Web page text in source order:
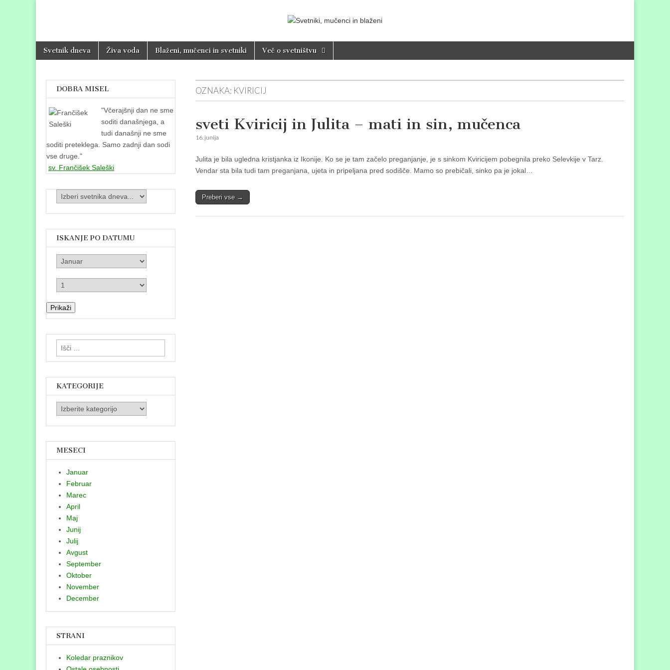
Svetniki, mučenci in blaženi
Glavni
meni
Skip
Svetnik dneva Živa voda Blaženi, mučenci in svetniki Več o svetništvu
OZNAKA: KVIRICIJ
sveti Kviricij in Julita – mati in sin, mučenca
16. junija
Julita je bila ugledna kristjanka iz Ikonije. Ko se je tam začelo preganjanje, je s sinkom Kviricijem pobegnila preko Selevkije v Tarz.
Vendar sta bila tudi tam preganjana, ujeta in pripeljana pred sodišče. Mamo so prebičali, sinko pa je jokal…
Preberi vse →
DOBRA MISEL
"Včerajšnji dan ne sme
soditi današnjega, a
tudi današnji ne sme
soditi preteklega. Samo zadnji dan sodi
vse druge."
sv. Frančišek Saleški
ISKANJE PO DATUMU
Prikaži
Išči:
KATEGORIJE
Kategorije
MESECI
Januar
Februar
Marec
April
Maj
Junij
Julij
Avgust
September
Oktober
November
December
STRANI
Koledar praznikov